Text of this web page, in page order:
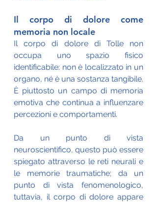
Il corpo di dolore come
memoria non locale
Il corpo di dolore di Tolle non
occupa uno spazio fisico
identificabile: non è localizzato in un
organo, né è una sostanza tangibile.
È piuttosto un campo di memoria
emotiva che continua a influenzare
percezioni e comportamenti.
Da un punto di vista
neuroscientifico, questo può essere
spiegato attraverso le reti neurali e
le memorie traumatiche; da un
punto di vista fenomenologico,
tuttavia, il corpo di dolore appare